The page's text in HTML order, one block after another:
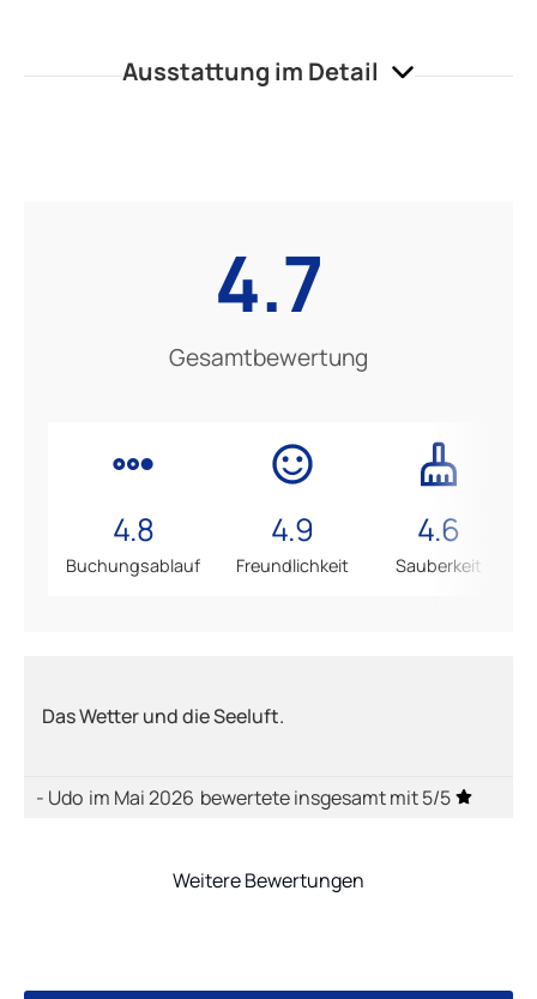
Ausstattung im Detail
4.7
Gesamtbewertung
4.8
Buchungsablauf
4.9
Freundlichkeit
4.6
Sauberkeit
Das Wetter und die Seeluft.
- Udo im Mai 2026 bewertete insgesamt mit 5/5
Weitere Bewertungen